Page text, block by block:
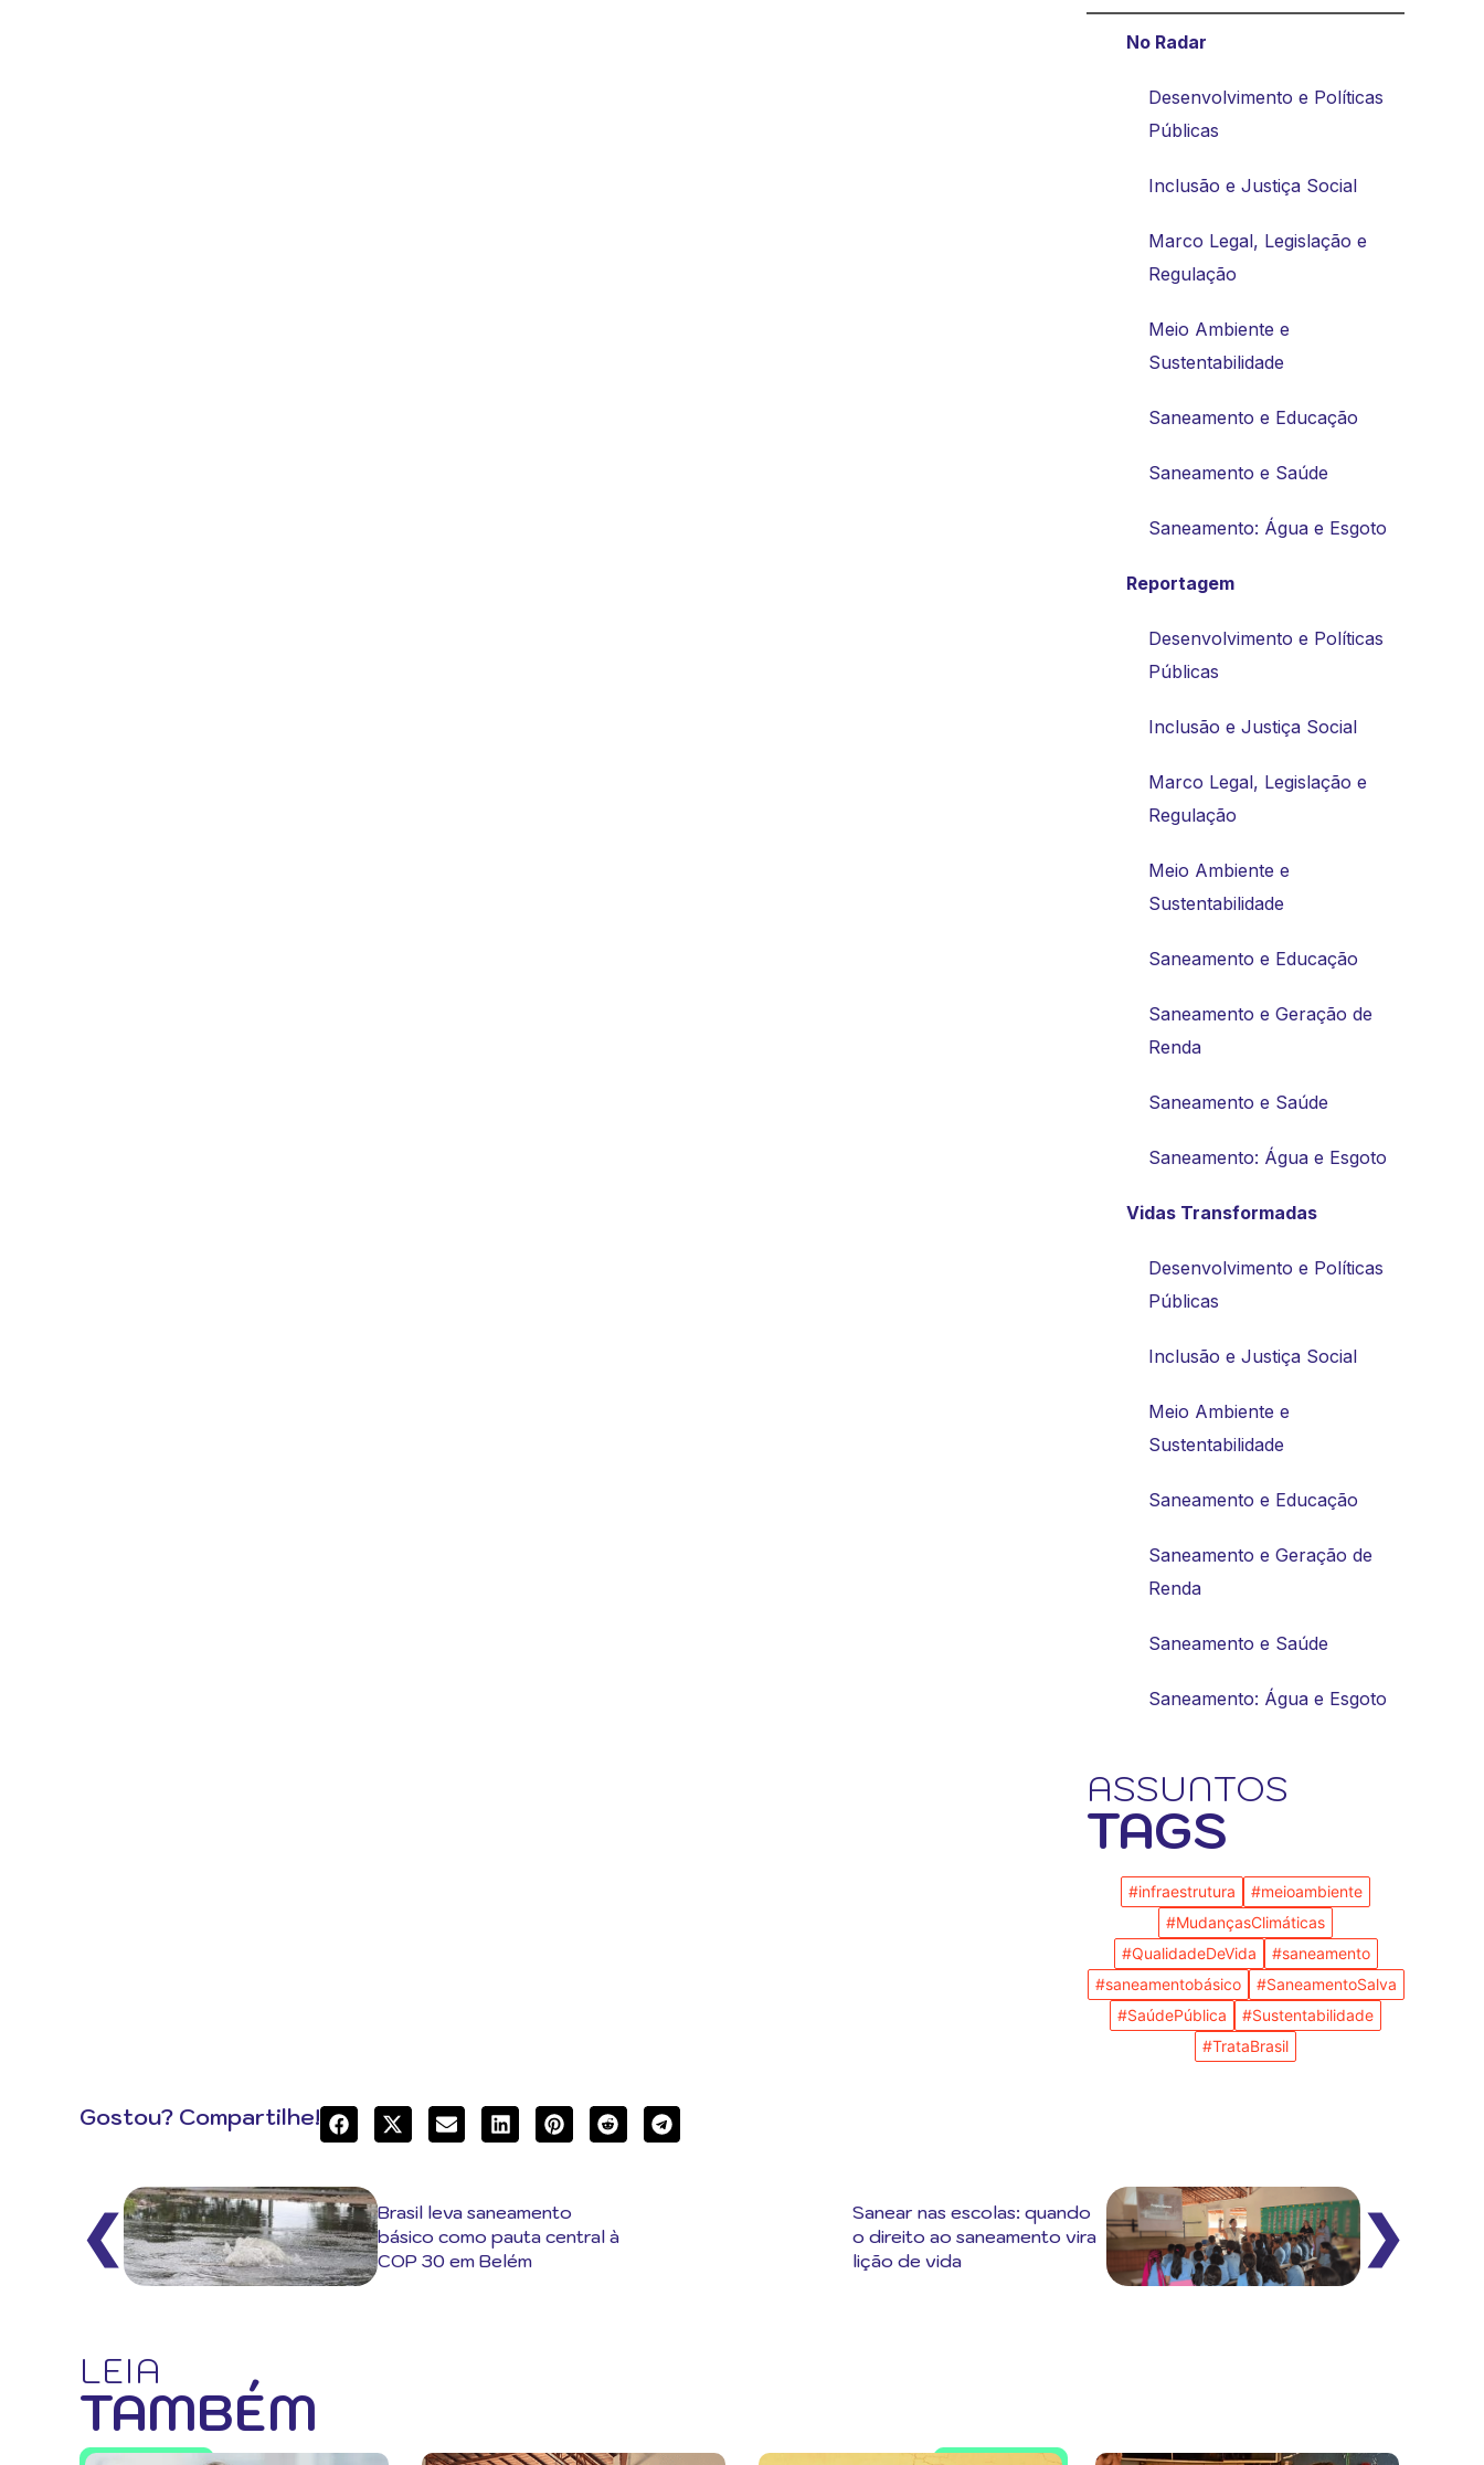
No Radar
Desenvolvimento e Políticas
Públicas
Inclusão e Justiça Social
Marco Legal, Legislação e
Regulação
Meio Ambiente e
Sustentabilidade
Saneamento e Educação
Saneamento e Saúde
Saneamento: Água e Esgoto
Reportagem
Desenvolvimento e Políticas
Públicas
Inclusão e Justiça Social
Marco Legal, Legislação e
Regulação
Meio Ambiente e
Sustentabilidade
Saneamento e Educação
Saneamento e Geração de
Renda
Saneamento e Saúde
Saneamento: Água e Esgoto
Vidas Transformadas
Desenvolvimento e Políticas
Públicas
Inclusão e Justiça Social
Meio Ambiente e
Sustentabilidade
Saneamento e Educação
Saneamento e Geração de
Renda
Saneamento e Saúde
Saneamento: Água e Esgoto
ASSUNTOS
TAGS
#infraestrutura
#meioambiente
#MudançasClimáticas
#QualidadeDeVida
#saneamento
#saneamentobásico
#SaneamentoSalva
#SaúdePública
#Sustentabilidade
#TrataBrasil
Gostou? Compartilhe!
❮
Brasil leva saneamento
básico como pauta central à
COP 30 em Belém
Sanear nas escolas: quando
o direito ao saneamento vira
lição de vida
❯
LEIA
TAMBÉM